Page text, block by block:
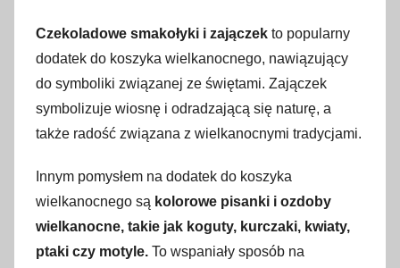
Czekoladowe smakołyki i zajączek to popularny
dodatek do koszyka wielkanocnego, nawiązujący
do symboliki związanej ze świętami. Zajączek
symbolizuje wiosnę i odradzającą się naturę, a
także radość związana z wielkanocnymi tradycjami.
Innym pomysłem na dodatek do koszyka
wielkanocnego są kolorowe pisanki i ozdoby
wielkanocne, takie jak koguty, kurczaki, kwiaty,
ptaki czy motyle. To wspaniały sposób na